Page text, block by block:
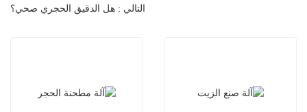
التالي : هل الدقيق الحجري صحي؟